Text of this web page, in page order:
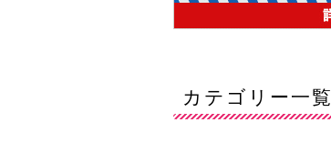
カテゴリー一覧